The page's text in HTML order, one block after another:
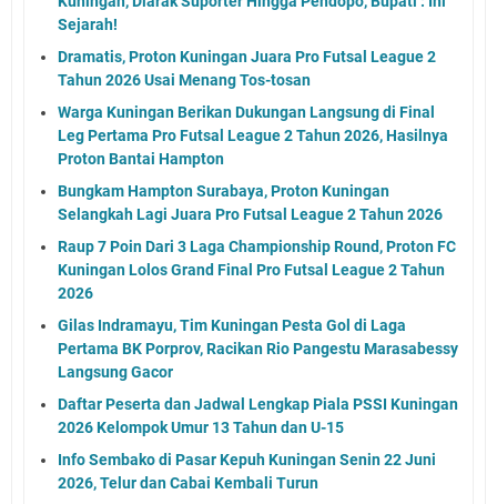
Sejarah!
Dramatis, Proton Kuningan Juara Pro Futsal League 2
Tahun 2026 Usai Menang Tos-tosan
Warga Kuningan Berikan Dukungan Langsung di Final
Leg Pertama Pro Futsal League 2 Tahun 2026, Hasilnya
Proton Bantai Hampton
Bungkam Hampton Surabaya, Proton Kuningan
Selangkah Lagi Juara Pro Futsal League 2 Tahun 2026
Raup 7 Poin Dari 3 Laga Championship Round, Proton FC
Kuningan Lolos Grand Final Pro Futsal League 2 Tahun
2026
Gilas Indramayu, Tim Kuningan Pesta Gol di Laga
Pertama BK Porprov, Racikan Rio Pangestu Marasabessy
Langsung Gacor
Daftar Peserta dan Jadwal Lengkap Piala PSSI Kuningan
2026 Kelompok Umur 13 Tahun dan U-15
Info Sembako di Pasar Kepuh Kuningan Senin 22 Juni
2026, Telur dan Cabai Kembali Turun